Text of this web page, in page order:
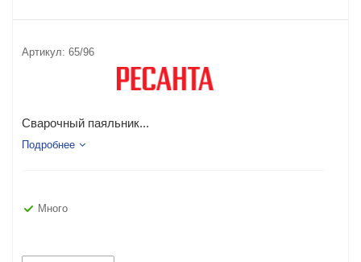
Артикул: 65/96
Сварочный паяльник...
Подробнее
Много